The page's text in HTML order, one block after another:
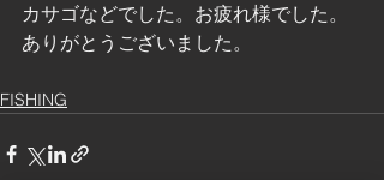
カサゴなどでした。お疲れ様でした。
ありがとうございました。
FISHING